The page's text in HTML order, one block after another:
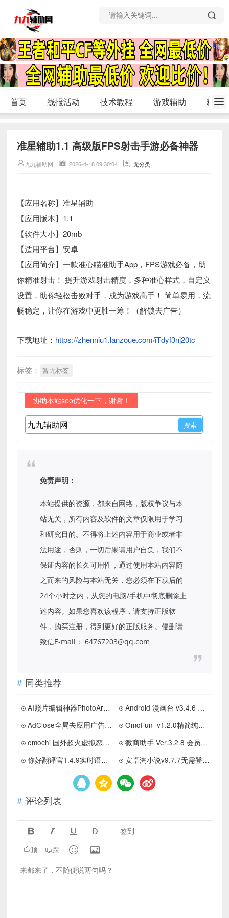
首页 线报活动 技术教程 游戏辅助 精品
准星辅助1.1 高级版FPS射击手游必备神器
九九辅助网 2026-4-18 09:30:04 无分类
【应用名称】准星辅助
【应用版本】1.1
【软件大小】20mb
【适用平台】安卓
【应用简介】一款准心瞄准助手App，FPS游戏必备，助
你精准射击！ 提升游戏射击精度，多种准心样式，自定义
设置，助你轻松击败对手，成为游戏高手！ 简单易用，流
畅稳定，让你在游戏中更胜一筹！（解锁去广告）
下载地址： https://zhenniu1.lanzoue.com/iTdyf3nj20tc
标签： 暂无标签
协助本站seo优化一下，谢谢！
免责声明：
本站提供的资源，都来自网络，版权争议与本
站无关，所有内容及软件的文章仅限用于学习
和研究目的。不得将上述内容用于商业或者非
法用途，否则，一切后果请用户自负，我们不
保证内容的长久可用性，通过使用本站内容随
之而来的风险与本站无关，您必须在下载后的
24个小时之内，从您的电脑/手机中彻底删除上
述内容。如果您喜欢该程序，请支持正版软
件，购买注册，得到更好的正版服务。侵删请
致信E-mail： 64767203@qq.com
同类推荐
AI照片编辑神器PhotoArt1.8.31解锁高级版
Android 漫画台 v3.4.6 解锁会员去广告版
AdClose全局去应用广告模块最新版
OmoFun_v1.2.0精简纯净版|免费追番利器
emochi 国外超火虚拟恋人无违禁无限制聊天
微商助手 Ver.3.2.8 会员解锁 修复版
你好翻译官1.4.9实时语音翻译，文档翻译，屏幕翻译解锁会员版
安卓淘小说v9.7.7无需登录 解锁会员功能
评论列表
    签到
顶 踩  